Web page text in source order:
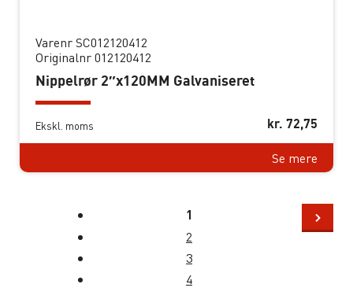
Varenr SC012120412
Originalnr 012120412
Nippelrør 2″x120MM Galvaniseret
Ekskl. moms kr. 72,75
Se mere
1
2
3
4